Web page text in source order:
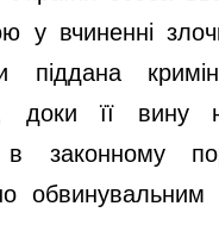
у вчиненні
піддана
доки її вину
законному
обвинувальним